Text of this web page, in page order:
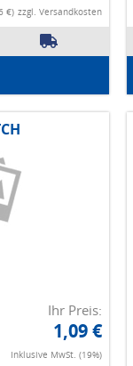
€) zzgl. Versandkosten
Ihr Preis:
1,09 €
Inklusive MwSt. (19%)